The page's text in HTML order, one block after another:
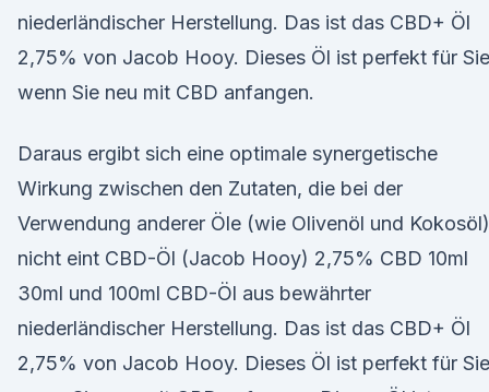
niederländischer Herstellung. Das ist das CBD+ Öl
2,75% von Jacob Hooy. Dieses Öl ist perfekt für
wenn Sie neu mit CBD anfangen.
Daraus ergibt sich eine optimale synergetische
Wirkung zwischen den Zutaten, die bei der
Verwendung anderer Öle (wie Olivenöl und Kokosöl)
nicht eint CBD-Öl (Jacob Hooy) 2,75% CBD 10ml
30ml und 100ml CBD-Öl aus bewährter
niederländischer Herstellung. Das ist das CBD+ Öl
2,75% von Jacob Hooy. Dieses Öl ist perfekt für